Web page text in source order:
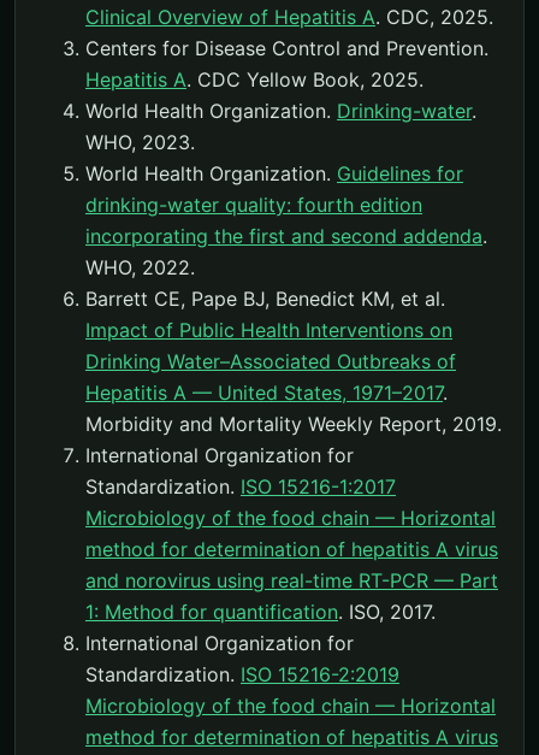
Clinical Overview of Hepatitis A. CDC, 2025.
Centers for Disease Control and Prevention.
Hepatitis A. CDC Yellow Book, 2025.
World Health Organization. Drinking-water.
WHO, 2023.
World Health Organization. Guidelines for
drinking-water quality: fourth edition
incorporating the first and second addenda.
WHO, 2022.
Barrett CE, Pape BJ, Benedict KM, et al.
Impact of Public Health Interventions on
Drinking Water–Associated Outbreaks of
Hepatitis A — United States, 1971–2017.
Morbidity and Mortality Weekly Report, 2019.
International Organization for
Standardization. ISO 15216-1:2017
Microbiology of the food chain — Horizontal
method for determination of hepatitis A virus
and norovirus using real-time RT-PCR — Part
1: Method for quantification. ISO, 2017.
International Organization for
Standardization. ISO 15216-2:2019
Microbiology of the food chain — Horizontal
method for determination of hepatitis A virus